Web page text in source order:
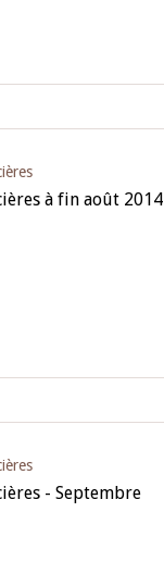
à fin août 2014
- Septembre